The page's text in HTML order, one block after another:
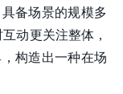
备场景的规模多
动更关注整体，
构造出一种在场